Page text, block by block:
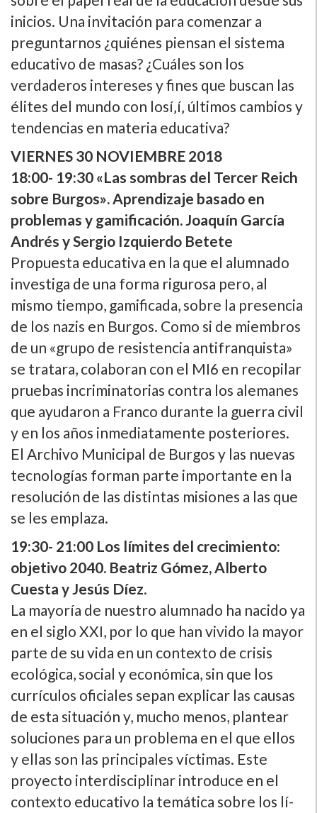
inicios. Una invitación para comenzar a
preguntarnos ¿quiénes piensan el sistema
educativo de masas? ¿Cuáles son los
verdaderos intereses y fines que buscan las
élites del mundo con losí‚í‚ últimos cambios y
tendencias en materia educativa?
VIERNES 30 NOVIEMBRE 2018
18:00- 19:30 «Las sombras del Tercer Reich
sobre Burgos». Aprendizaje basado en
problemas y gamificación. Joaquí­n Garcí­a
Andrés y Sergio Izquierdo Betete
Propuesta educativa en la que el alumnado
investiga de una forma rigurosa pero, al
mismo tiempo, gamificada, sobre la presencia
de los nazis en Burgos. Como si de miembros
de un «grupo de resistencia antifranquista»
se tratara, colaboran con el MI6 en recopilar
pruebas incriminatorias contra los alemanes
que ayudaron a Franco durante la guerra civil
y en los años inmediatamente posteriores.
El Archivo Municipal de Burgos y las nuevas
tecnologí­as forman parte importante en la
resolución de las distintas misiones a las que
se les emplaza.
19:30- 21:00 Los lí­mites del crecimiento:
objetivo 2040. Beatriz Gómez, Alberto
Cuesta y Jesús Dí­ez.
La mayorí­a de nuestro alumnado ha nacido ya
en el siglo XXI, por lo que han vivido la mayor
parte de su vida en un contexto de crisis
ecológica, social y económica, sin que los
currí­culos oficiales sepan explicar las causas
de esta situación y, mucho menos, plantear
soluciones para un problema en el que ellos
y ellas son las principales ví­ctimas. Este
proyecto interdisciplinar introduce en el
contexto educativo la temática sobre los lí­